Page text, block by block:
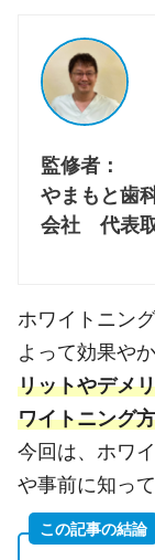
監修者：
やまもと歯
会社 代表
ホワイトニン
よって効果や
リットやデメ
ワイトニング
今回は、ホワ
や事前に知っ
この記事の結論